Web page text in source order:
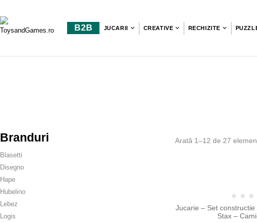
B2B JUCARII CREATIVE RECHIZITE
Branduri
Blasetti
Disegno
Hape
Hubelino
Lebez
Logis
Arată 1–12 de 27
Jucarie – Set
Stax –